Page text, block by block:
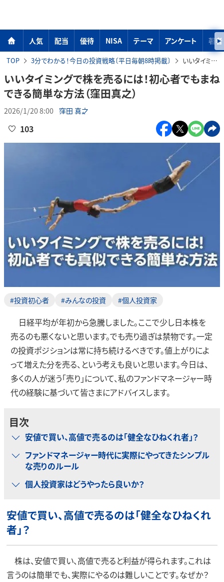
人気 配当 優待 NISA テーマ アンケート 著者
TOP 3分でわかる！今日の投資戦略〔平日毎朝8時掲載〕 いいタイミングで株を売るには！初心者でもまねできる簡単な方法（窪田真之）
いいタイミングで株を売るには！初心者でもまね
できる簡単な方法（窪田真之）
2026/1/20 8:00 窪田 真之
103
#投資初心者 #みんなの投資 #個人投資家
日経平均が年初から急騰しました。ここで少し日本株を
売るのも悪くないと思います。でも売り過ぎは禁物です。一定
の投資ポジションは常に持ち続けるべきです。値上がりによ
って増えた分を売る、という考えも良いと思います。今日は、
多くの人が迷う「売り」について、私のファンドマネージャー時
代の経験に基づいて皆さまにアドバイスします。
目次
安値で買い、高値で売るのは「健全なひねくれ者」？
ファンドマネージャー時代に実際にやってきたシンプル
な売りのルール
個人投資家はどうやったら良いか？
安値で買い、高値で売るのは「健全なひねくれ
者」？
株は、安値で買い、高値で売ると利益が得られます。これは
言うのは簡単でも、実際にやるのは難しいことです。なぜか？